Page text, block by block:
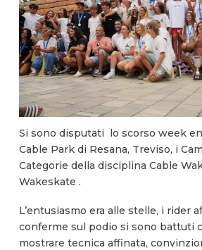
Si sono disputati lo scorso week
Cable Park di Resana, Treviso, i
Categorie della disciplina Cable
Wakeskate .
L’entusiasmo era alle stelle, i rider
conferme sul podio si sono battuti
mostrare tecnica affinata,